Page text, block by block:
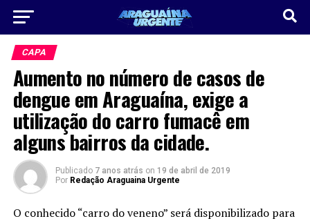
CAPA
Aumento no número de casos de
dengue em Araguaína, exige a
utilização do carro fumacê em
alguns bairros da cidade.
Publicado 7 anos atrás on 19 de abril de 2019
Por Redação Araguaina Urgente
O conhecido “carro do veneno” será disponibilizado para